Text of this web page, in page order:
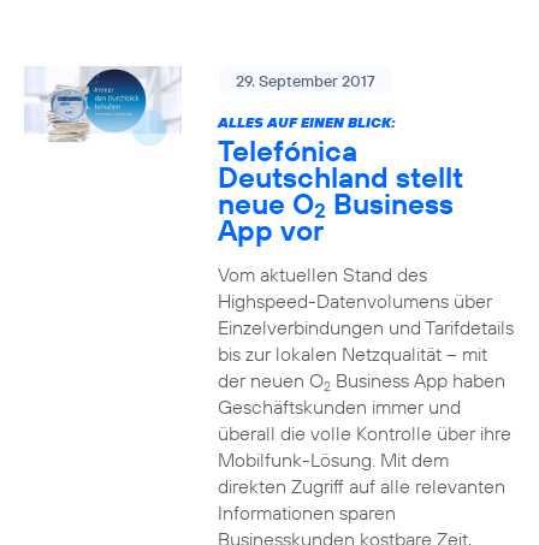
29. September 2017
ALLES AUF EINEN BLICK:
Telefónica
Deutschland stellt
neue O2 Business
App vor
Vom aktuellen Stand des
Highspeed-Datenvolumens über
Einzelverbindungen und Tarifdetails
bis zur lokalen Netzqualität – mit
der neuen O2Business App haben
Geschäftskunden immer und
überall die volle Kontrolle über ihre
Mobilfunk-Lösung. Mit dem
direkten Zugriff auf alle relevanten
Informationen sparen
Businesskunden kostbare Zeit,